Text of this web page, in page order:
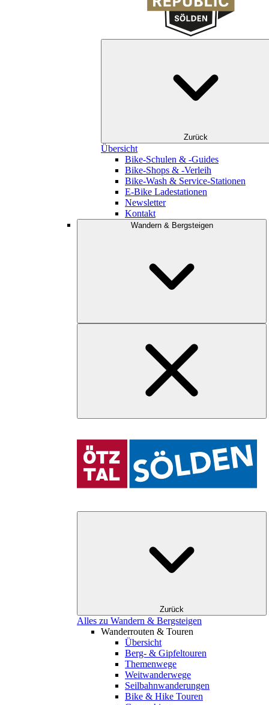
Zurück
Übersicht
Bike-Schulen & -Guides
Bike-Shops & -Verleih
Bike-Wash & Service-Stationen
E-Bike Ladestationen
Newsletter
Kontakt
Wandern & Bergsteigen
Zurück
Alles zu Wandern & Bergsteigen
Wanderrouten & Touren
Übersicht
Berg- & Gipfeltouren
Themenwege
Weitwanderwege
Seilbahnwanderungen
Bike & Hike Touren